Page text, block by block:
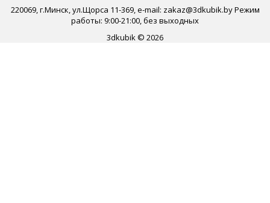
220069, г.Минск, ул.Щорса 11-369, e-mail: zakaz@3dkubik.by Режим
работы: 9:00-21:00, без выходных
3dkubik © 2026